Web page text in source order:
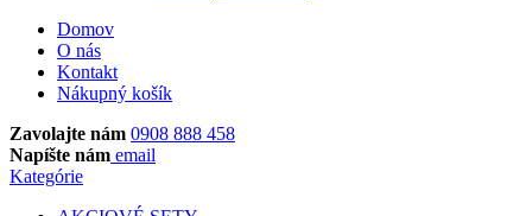
Domov
O nás
Kontakt
Nákupný košík
Zavolajte nám 0908 888 458
Napíšte nám email
Kategórie